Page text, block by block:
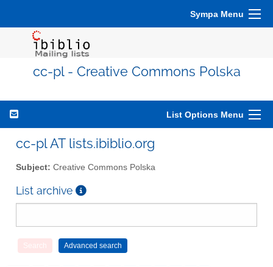
Sympa Menu
cc-pl - Creative Commons Polska
List Options Menu
cc-pl AT lists.ibiblio.org
Subject: Creative Commons Polska
List archive